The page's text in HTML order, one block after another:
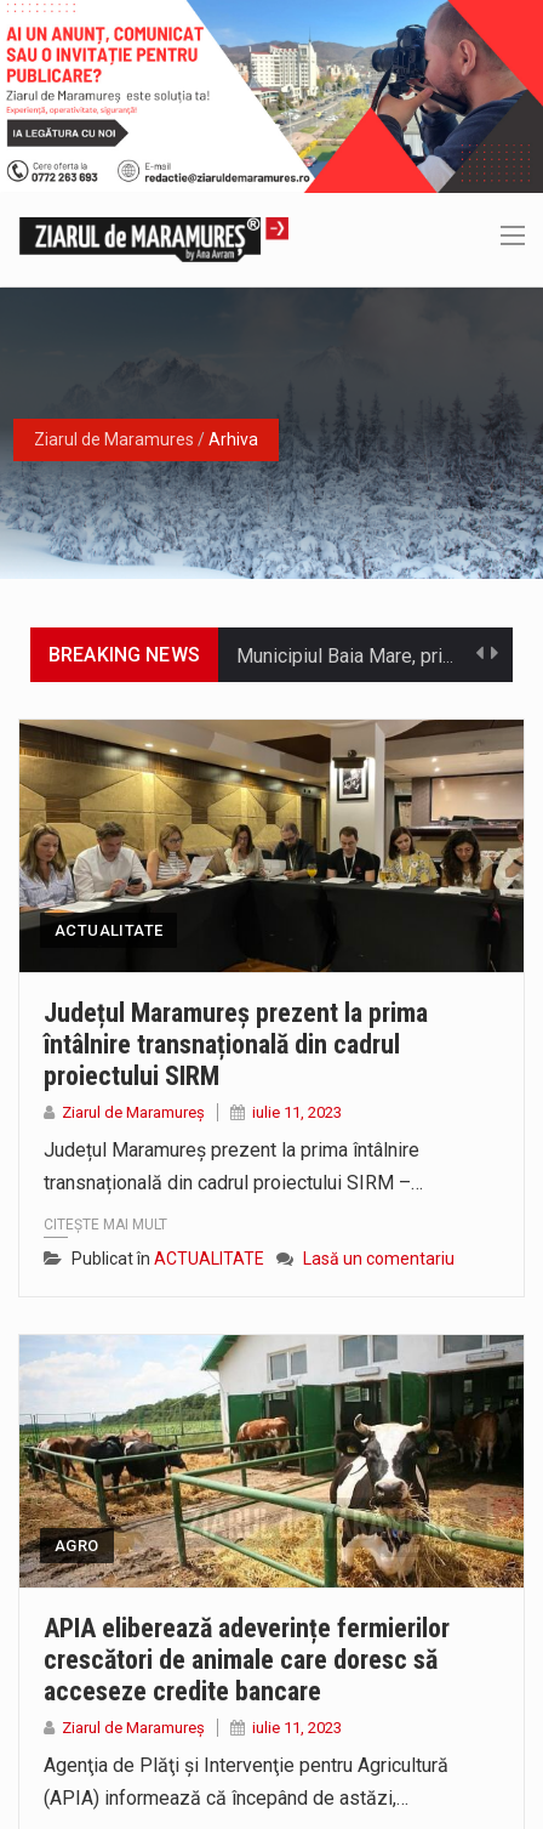
Ziarul de Maramures /Arhiva
BREAKING NEWS Municipiul Baia Mare, prin Serviciul Public Comunitar Local de Evidență a Persoanelor - Serviciul Evidența Persoanelor, îi informează pe cetățenii…
În acest sfârșit de săptămână, jandarmii maramureșeni vor fi prezenți la manifestările cultural-artistice și sportive care vor avea loc pe…
Directorul OCPI Maramures, Daniela-Onița Ivascu, a venit cu un răspuns pentru cei care s-au intrebat în aceste zile: Dacă aplicațiile…
Testarea independentă a sistemului e-Terra, realizată de STS, DNSC și Cyberint, a mai parcurs o rundă de evaluare. Un număr…
ACTUALITATE
Județul Maramureș prezent la prima
întâlnire transnațională din cadrul
proiectului SIRM
Ziarul de Maramureș iulie 11, 2023
Județul Maramureș prezent la prima întâlnire
transnațională din cadrul proiectului SIRM –…
CITEȘTE MAI MULT
Publicat în ACTUALITATE Lasă un comentariu
AGRO
APIA eliberează adeverințe fermierilor
crescători de animale care doresc să
acceseze credite bancare
Ziarul de Maramureș iulie 11, 2023
Agenţia de Plăţi şi Intervenţie pentru Agricultură
(APIA) informează că începând de astăzi,…